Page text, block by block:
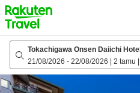
to
top
page
Tokachigawa Onsen Daiichi Hotel
21/08/2026 - 22/08/2026 2 tamu